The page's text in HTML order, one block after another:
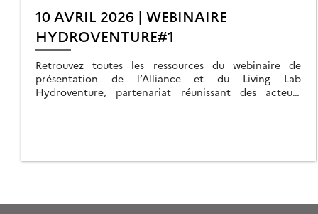
10 AVRIL 2026 | WEBINAIRE
HYDROVENTURE#1
Retrouvez toutes les ressources du webinaire de
présentation de l’Alliance et du Living Lab
Hydroventure, partenariat réunissant des acteurs